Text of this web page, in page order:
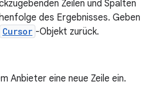
Zeilen und Spalten
des Ergebnisses. Geben
Cursor -Objekt zurück.
Anbieter eine neue Zeile ein.